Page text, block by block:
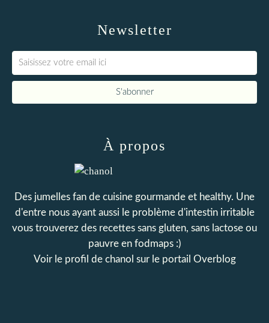
Newsletter
À propos
Des jumelles fan de cuisine gourmande et healthy. Une
d'entre nous ayant aussi le problème d'intestin irritable
vous trouverez des recettes sans gluten, sans lactose ou
pauvre en fodmaps :)
Voir le profil de chanol sur le portail Overblog